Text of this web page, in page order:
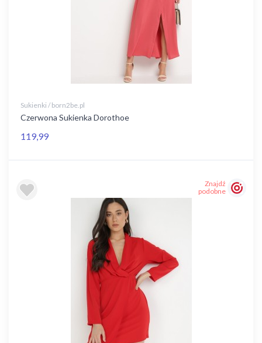
Sukienki / born2be.pl
Czerwona Sukienka Dorothoe
119,99
Znajdź
podobne